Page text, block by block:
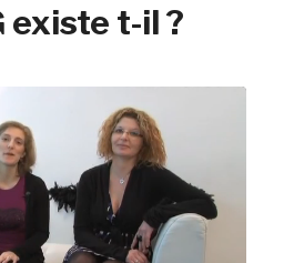
existe t-il ?